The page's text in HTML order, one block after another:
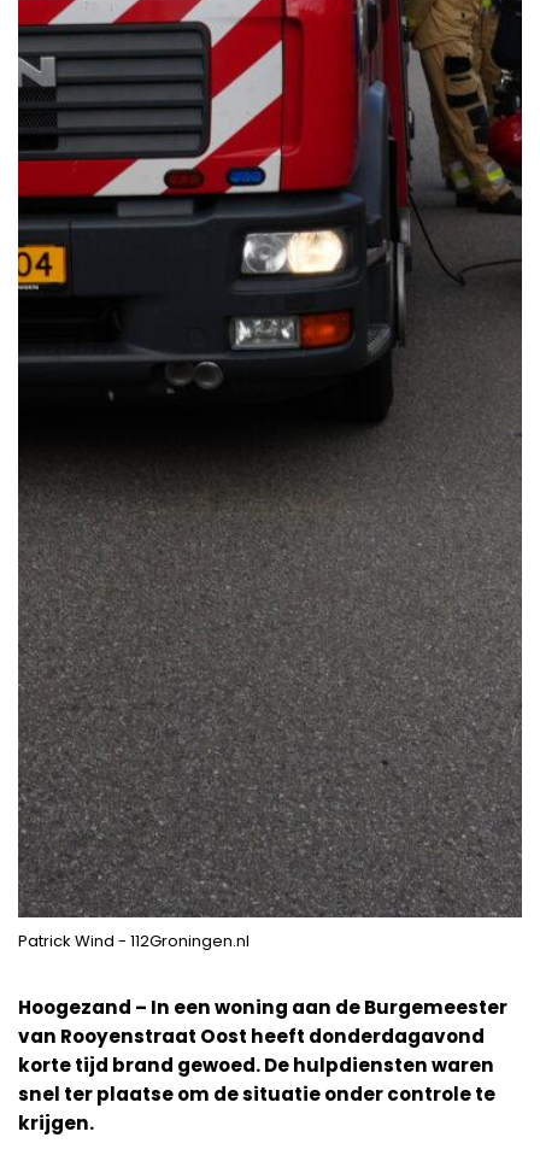
Patrick Wind - 112Groningen.nl
Hoogezand – In een woning aan de Burgemeester
van Rooyenstraat Oost heeft donderdagavond
korte tijd brand gewoed. De hulpdiensten waren
snel ter plaatse om de situatie onder controle te
krijgen.